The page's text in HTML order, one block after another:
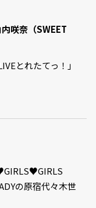
咲奈（SWEET
とれたてっ！」
の原宿代々木世